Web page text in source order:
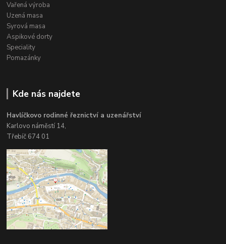
Vařená výroba
Uzená masa
Syrová masa
Aspikové dorty
Speciality
Pomazánky
Kde nás najdete
Havlíčkovo rodinné řeznictví a uzenářství
Karlovo náměstí 14,
Třebíč 674 01